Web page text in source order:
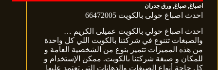
اصباغ, صباغ, ورق جدران
احدث اصباغ حولى بالكويت 66472005
احدث اصباغ حولي بالكويت عميلى الكريم …
والصبغات تتنوع في شركتنا بالكويت اللي كل واحدة
من هذه المميزات تتميز بنوع من الشخصية العامة و
للمكان و صبغة شركتنا بالكويت. ممكن الإستخدام و
كل حاجة أنواع الصبغات والدهانات التي تعتمد عليها